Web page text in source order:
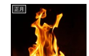
正月